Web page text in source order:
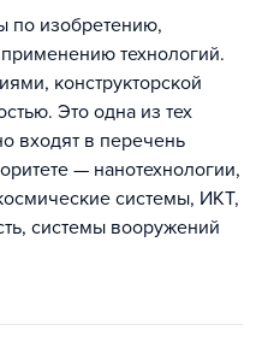
по изобретению,
технологий.
конструкторской
Это одна из тех
входят в перечень
— нанотехнологии,
системы, ИКТ,
системы вооружений